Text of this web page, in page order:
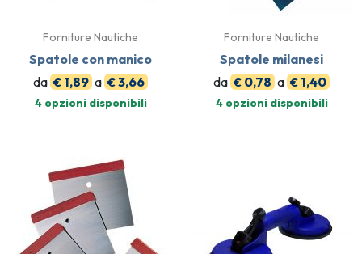
Forniture Nautiche
Spatole con manico
da € 1,89 a €3,66
4 opzioni disponibili
Forniture Nautiche
Spatole milanesi
da € 0,78 a € 1,40
4 opzioni disponibili